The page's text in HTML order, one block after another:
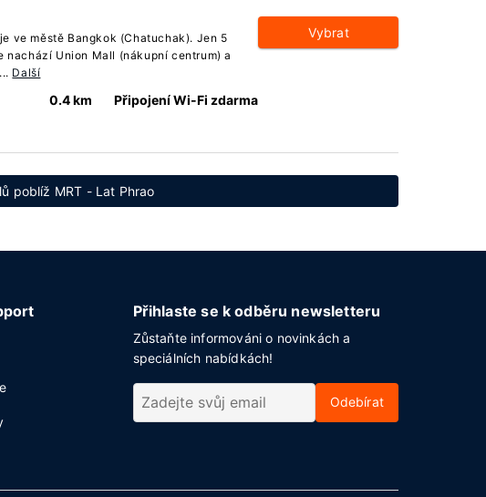
ve městě Bangkok (Chatuchak). Jen 5
nachází Union Mall (nákupní centrum) a
Další
0.4 km Připojení Wi-Fi zdarma
Vybrat
poblíž MRT - Lat Phrao
Přihlaste se k odběru newsletteru
Zůstaňte informováni o novinkách a
speciálních nabídkách!
Odebírat